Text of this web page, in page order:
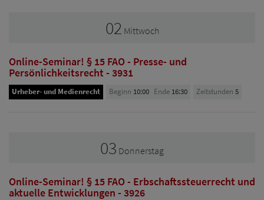
02 Mittwoch
Online-Seminar! § 15 FAO - Presse- und
Persönlichkeitsrecht - 3931
Urheber- und Medienrecht Beginn 10:00 Ende 16:30 Zeitstunden 5
03 Donnerstag
Online-Seminar! § 15 FAO - Erbschaftssteuerrecht und
aktuelle Entwicklungen - 3926